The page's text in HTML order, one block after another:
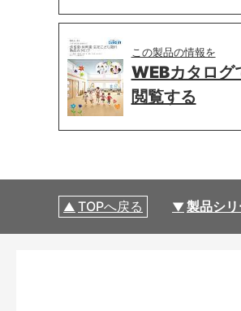
この製品の情報を
WEBカタログ
閲覧する
TOPへ戻る 製品シ